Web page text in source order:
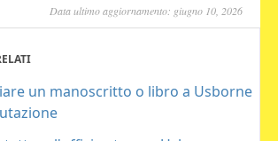
Data ultimo aggiornamento: giugno 10, 2026
un manoscritto o libro a Usborne